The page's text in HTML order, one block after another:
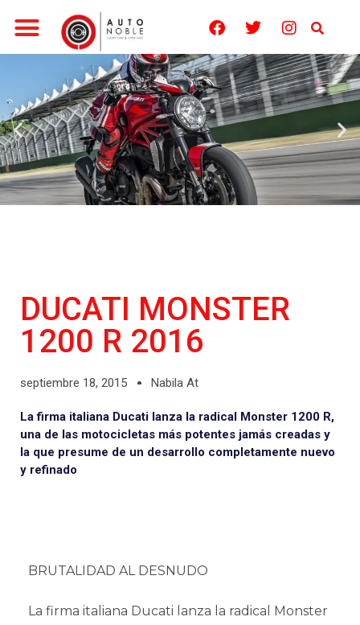
DUCATI MONSTER
1200 R 2016
septiembre 18, 2015 Nabila At
La firma italiana Ducati lanza la radical Monster 1200 R,
una de las motocicletas más potentes jamás creadas y
la que presume de un desarrollo completamente nuevo
y refinado
BRUTALIDAD AL DESNUDO
La firma italiana Ducati lanza la radical Monster